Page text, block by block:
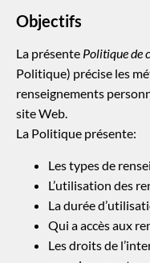
Objectifs
La présente Politique de
Politique) précise les
renseignements
site Web.
La Politique présente:
Les types de
L’utilisation des
La durée
Qui a accès aux
Les droits de